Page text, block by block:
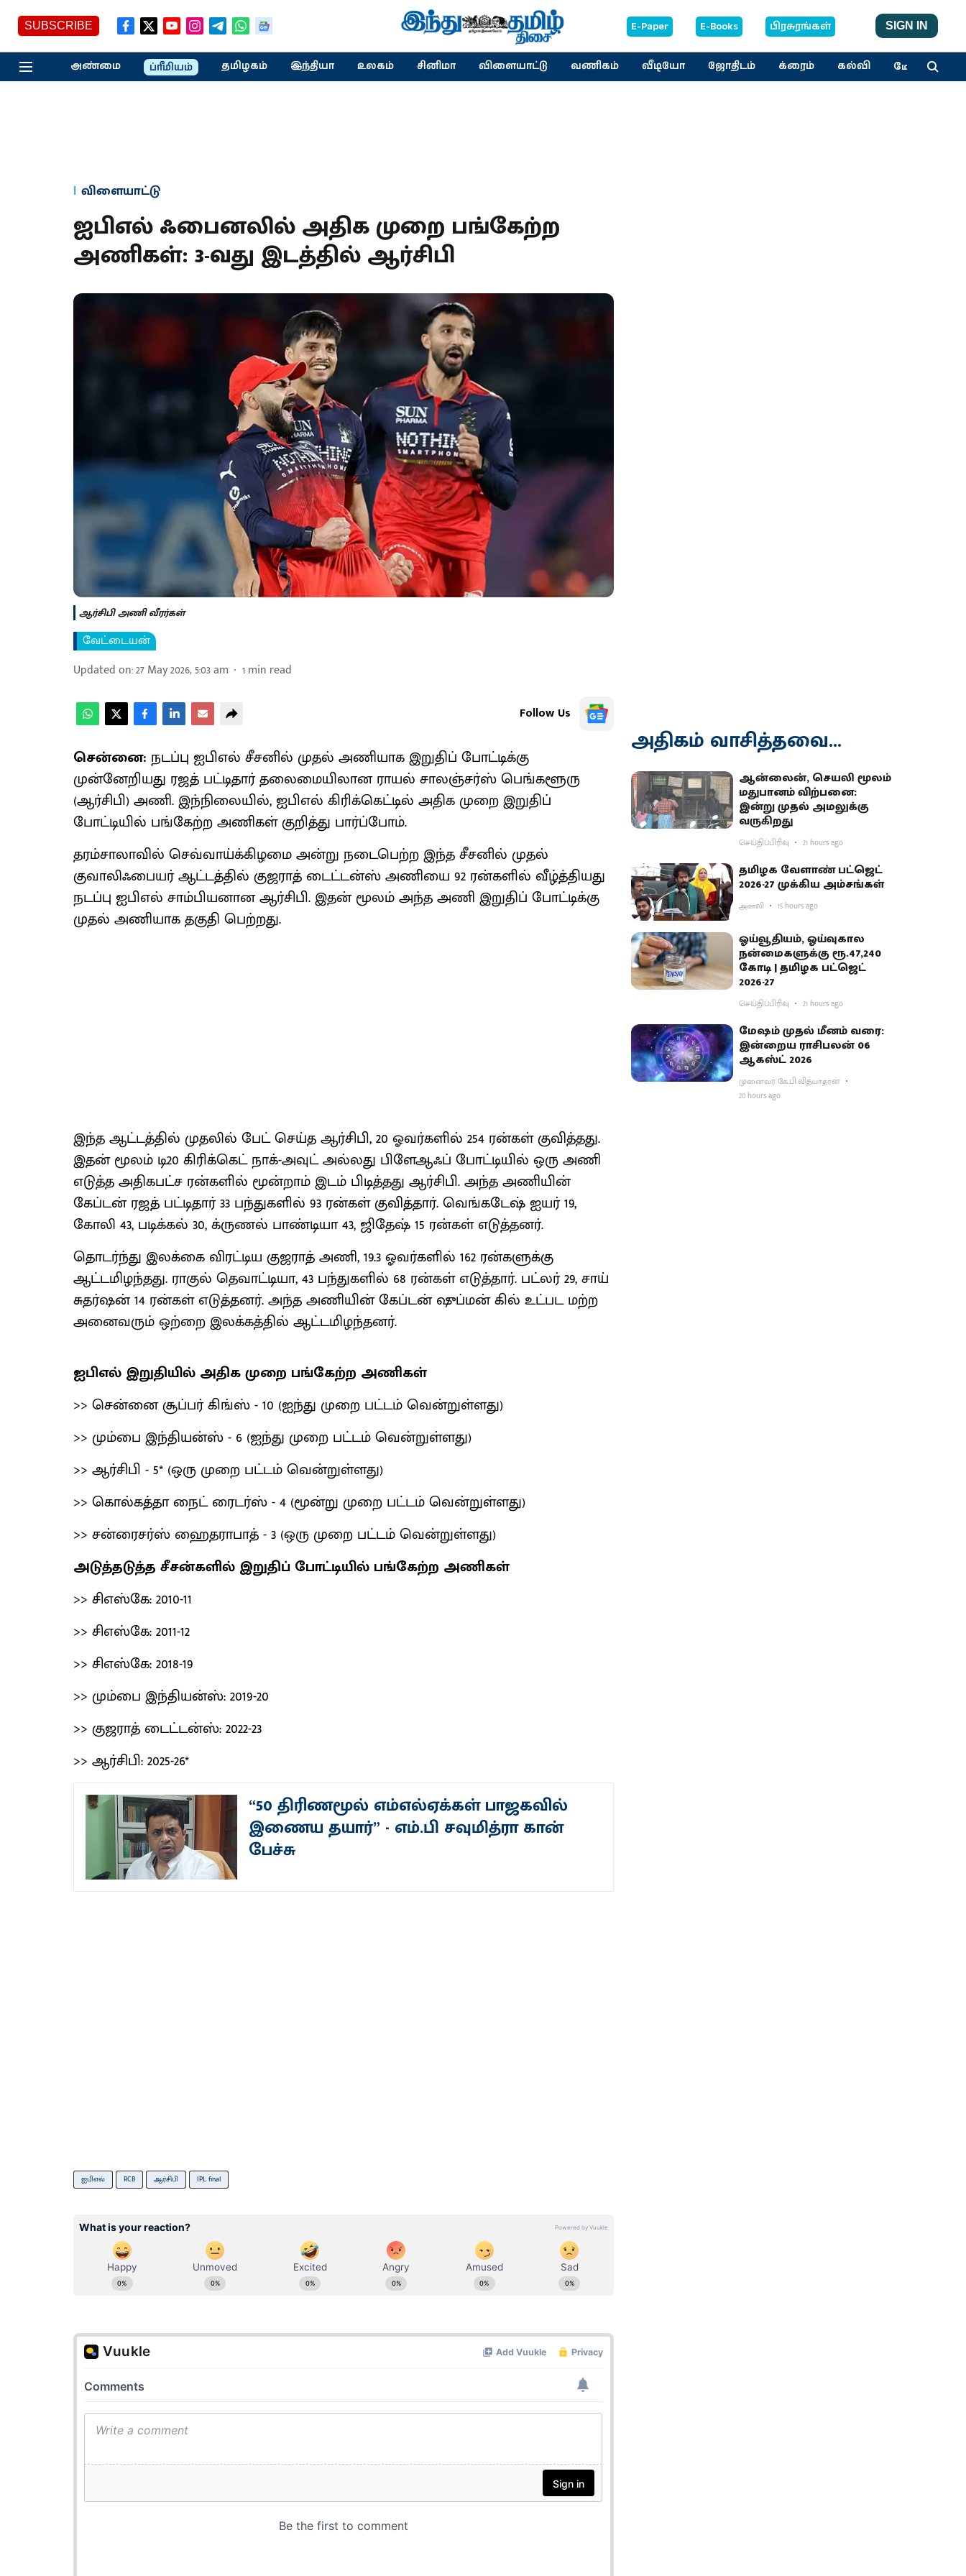
SUBSCRIBE E-Paper E-Books பிரசுரங்கள் SIGN IN
அண்மை ப்ரீமியம் தமிழகம் இந்தியா உலகம் சினிமா விளையாட்டு வணிகம் வீடியோ ஜோதிடம் க்ரைம் கல்வி மேலும்
விளையாட்டு
ஐபிஎல் ஃபைனலில் அதிக முறை பங்கேற்ற
அணிகள்: 3-வது இடத்தில் ஆர்சிபி
ஆர்சிபி அணி வீரர்கள்
வேட்டையன்
Updated on:27 May 2026, 5:03 am 1min read
Follow Us
சென்னை: நடப்பு ஐபிஎல் சீசனில் முதல் அணியாக இறுதிப் போட்டிக்கு
முன்னேறியது ரஜத் பட்டிதார் தலைமையிலான ராயல் சாலஞ்சர்ஸ் பெங்களூரு
(ஆர்சிபி) அணி. இந்நிலையில், ஐபிஎல் கிரிக்கெட்டில் அதிக முறை இறுதிப்
போட்டியில் பங்கேற்ற அணிகள் குறித்து பார்ப்போம்.
தரம்சாலாவில் செவ்வாய்க்கிழமை அன்று நடைபெற்ற இந்த சீசனில் முதல்
குவாலிஃபையர் ஆட்டத்தில் குஜராத் டைட்டன்ஸ் அணியை 92 ரன்களில் வீழ்த்தியது
நடப்பு ஐபிஎல் சாம்பியனான ஆர்சிபி. இதன் மூலம் அந்த அணி இறுதிப் போட்டிக்கு
முதல் அணியாக தகுதி பெற்றது.
இந்த ஆட்டத்தில் முதலில் பேட் செய்த ஆர்சிபி, 20 ஓவர்களில் 254 ரன்கள் குவித்தது.
இதன் மூலம் டி20 கிரிக்கெட் நாக்-அவுட் அல்லது பிளேஆஃப் போட்டியில் ஒரு அணி
எடுத்த அதிகபட்ச ரன்களில் மூன்றாம் இடம் பிடித்தது ஆர்சிபி. அந்த அணியின்
கேப்டன் ரஜத் பட்டிதார் 33 பந்துகளில் 93 ரன்கள் குவித்தார். வெங்கடேஷ் ஐயர் 19,
கோலி 43, படிக்கல் 30, க்ருணல் பாண்டியா 43, ஜிதேஷ் 15 ரன்கள் எடுத்தனர்.
தொடர்ந்து இலக்கை விரட்டிய குஜராத் அணி, 19.3 ஓவர்களில் 162 ரன்களுக்கு
ஆட்டமிழந்தது. ராகுல் தெவாட்டியா, 43 பந்துகளில் 68 ரன்கள் எடுத்தார். பட்லர் 29, சாய்
சுதர்ஷன் 14 ரன்கள் எடுத்தனர். அந்த அணியின் கேப்டன் ஷுப்மன் கில் உட்பட மற்ற
அனைவரும் ஒற்றை இலக்கத்தில் ஆட்டமிழந்தனர்.
ஐபிஎல் இறுதியில் அதிக முறை பங்கேற்ற அணிகள்
>> சென்னை சூப்பர் கிங்ஸ் - 10 (ஐந்து முறை பட்டம் வென்றுள்ளது)
>> மும்பை இந்தியன்ஸ் - 6 (ஐந்து முறை பட்டம் வென்றுள்ளது)
>> ஆர்சிபி - 5* (ஒரு முறை பட்டம் வென்றுள்ளது)
>> கொல்கத்தா நைட் ரைடர்ஸ் - 4 (மூன்று முறை பட்டம் வென்றுள்ளது)
>> சன்ரைசர்ஸ் ஹைதராபாத் - 3 (ஒரு முறை பட்டம் வென்றுள்ளது)
அடுத்தடுத்த சீசன்களில் இறுதிப் போட்டியில் பங்கேற்ற அணிகள்
>> சிஎஸ்கே: 2010-11
>> சிஎஸ்கே: 2011-12
>> சிஎஸ்கே: 2018-19
>> மும்பை இந்தியன்ஸ்: 2019-20
>> குஜராத் டைட்டன்ஸ்: 2022-23
>> ஆர்சிபி: 2025-26*
“50 திரிணமூல் எம்எல்ஏக்கள் பாஜகவில்
இணைய தயார்” - எம்.பி சவுமித்ரா கான்
பேச்சு
ஐபிஎல் RCB ஆர்சிபி IPL final
அதிகம் வாசித்தவை...
ஆன்லைன், செயலி மூலம்
மதுபானம் விற்பனை:
இன்று முதல் அமலுக்கு
வருகிறது
செய்திப்பிரிவு 21 hours ago
தமிழக வேளாண் பட்ஜெட்
2026-27 முக்கிய அம்சங்கள்
அனலி 15 hours ago
ஓய்வூதியம், ஓய்வுகால
நன்மைகளுக்கு ரூ.47,240
கோடி | தமிழக பட்ஜெட்
2026-27
செய்திப்பிரிவு 21 hours ago
மேஷம் முதல் மீனம் வரை:
இன்றைய ராசிபலன் 06
ஆகஸ்ட் 2026
முனைவர் கே.பி.வித்யாதரன்
20 hours ago